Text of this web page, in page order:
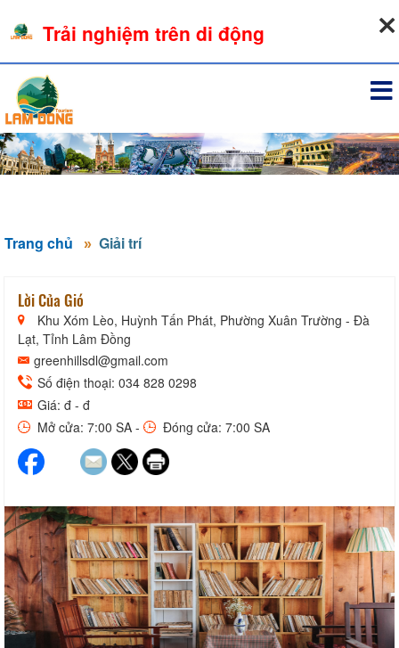
Trang chủ Giải trí
Lời Của Gió
Khu Xóm Lèo, Huỳnh Tấn Phát, Phường Xuân Trường - Đà
Lạt, Tỉnh Lâm Đồng
greenhillsdl@gmail.com
Số điện thoại: 034 828 0298
Giá: đ - đ
Mở cửa: 7:00 SA -
Đóng cửa: 7:00 SA
Trải nghiệm trên di động